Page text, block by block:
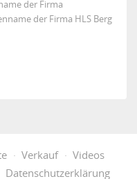
der Firma
der Firma HLS Berg
Verkauf
Videos
Datenschutzerklärung